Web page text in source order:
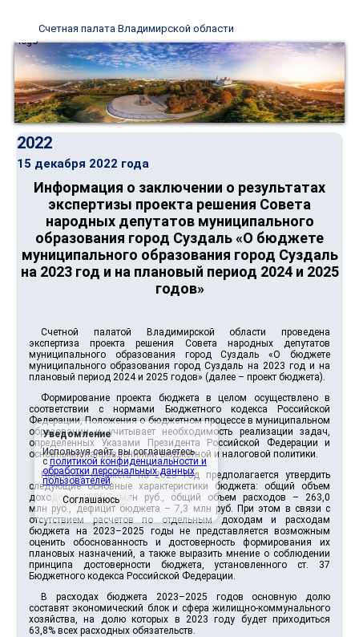
Счетная палата Владимирской области
2022
15 декабря 2022 года
Информация о заключении о результатах
экспертизы проекта решения Совета
народных депутатов муниципального
образования город Суздаль «О бюджете
муниципального образования город Суздаль
на 2023 год и на плановый период 2024 и 2025
годов»
Счетной палатой Владимирской области проведена
экспертиза проекта решения Совета народных депутатов
муниципального образования город Суздаль «О бюджете
муниципального образования город Суздаль на 2023 год и на
плановый период 2024 и 2025 годов» (далее – проект бюджета).
Формирование проекта бюджета в целом осуществлено в
соответствии с нормами Бюджетного кодекса Российской
Федерации, Положения о бюджетном процессе в муниципальном
образовании и учитывает необходимость реализации задач,
определенных Указами Президента Российской Федерации и
основными направлениями бюджетной и налоговой политики.
Проектом бюджета на 2023 год предполагается утвердить
следующие основные характеристики бюджета: общий объем
доходов – 255,7 млн руб., общий объем расходов – 263,0
млн руб., дефицит бюджета – 7,3 млн руб. При этом в связи с
отсутствием расчетов по отдельным доходам и расходам
бюджета на 2023–2025 годы не представляется возможным
оценить обоснованность и достоверность формирования их
плановых назначений, а также выразить мнение о соблюдении
принципа достоверности бюджета, установленного ст. 37
Бюджетного кодекса Российской Федерации.
В расходах бюджета 2023–2025 годов основную долю
составят экономический блок и сфера жилищно-коммунального
хозяйства, на долю которых в 2023 году будет приходиться
63,8% всех расходных обязательств.
Уведомление
Используя сайт, вы соглашаетесь
с политикой конфиденциальности и
обработки персональных данных
пользователей.
Соглашаюсь